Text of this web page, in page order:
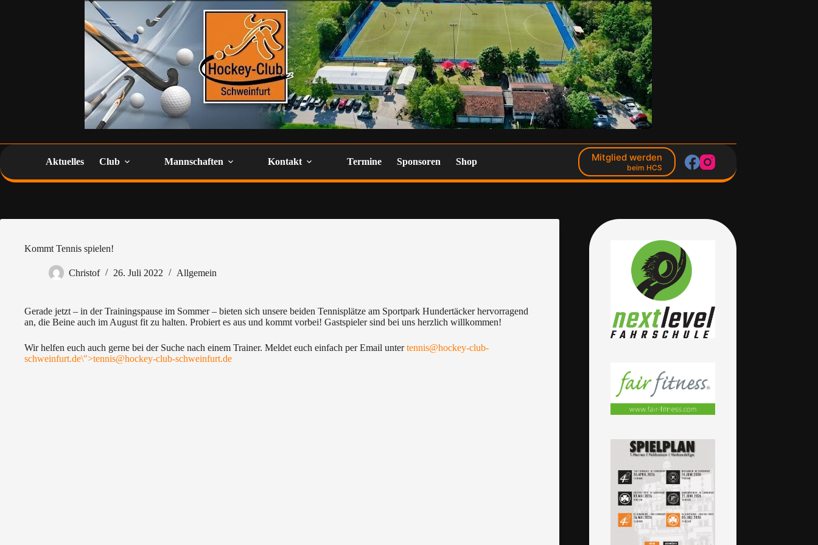
Aktuelles Club Mannschaften Kontakt Termine Sponsoren Shop Mitglied werden
beim HCS
Kommt Tennis spielen!
Christof 26. Juli 2022 Allgemein
Gerade jetzt – in der Trainingspause im Sommer – bieten sich unsere beiden Tennisplätze am Sportpark Hundertäcker hervorragend
an, die Beine auch im August fit zu halten. Probiert es aus und kommt vorbei! Gastspieler sind bei uns herzlich willkommen!
Wir helfen euch auch gerne bei der Suche nach einem Trainer. Meldet euch einfach per Email untertennis@hockey-club-
schweinfurt.de\">tennis@hockey-club-schweinfurt.de